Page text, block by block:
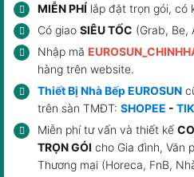
MIỄN PHÍ lắp đặt trọn gói, có
Có giao SIÊU TỐC (Grab, Be,
Nhập mã
hàng trên website.
Thiết Bị Nhà Bếp EUROSUN
trên sàn TMĐT: SHOPEE -
Miễn phí tư vấn và thiết kế
TRỌN GÓI cho Gia đình, Văn
Thương mại (Horeca, FnB,